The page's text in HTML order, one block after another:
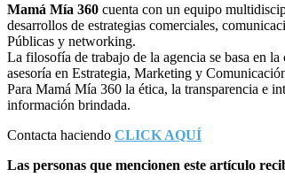
Mamá Mía 360 cuenta con un equipo
desarrollos de estrategias comerciales,
Públicas y networking.
La filosofía de trabajo de la agencia se basa en
asesoría en Estrategia, Marketing y
Para Mamá Mía 360 la ética, la transparencia e
información brindada.
Contacta haciendo CLICK AQUÍ
Las personas que mencionen este artículo